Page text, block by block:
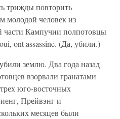
трижды повторить
молодой человек из
части Кампучии полпотовцы
ont assassine. (Да, убили.)
землю. Два года назад
взорвали гранатами
юго-восточных
Прейвэнг и
месяцев были